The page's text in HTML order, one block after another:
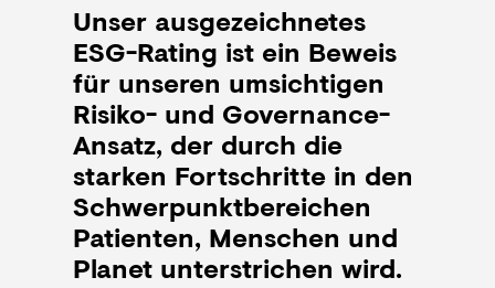
Unser ausgezeichnetes
ESG-Rating ist ein Beweis
für unseren umsichtigen
Risiko- und Governance-
Ansatz, der durch die
starken Fortschritte in den
Schwerpunktbereichen
Patienten, Menschen und
Planet unterstrichen wird.